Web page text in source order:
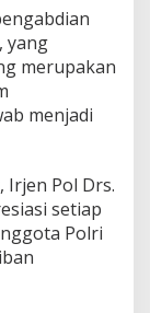
yang
merupakan
menjadi
Irjen Pol Drs.
setiap
Polri